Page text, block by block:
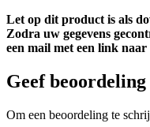
Let op dit product is als
Zodra uw gegevens
een mail met een link
Geef beoordeling
Om een beoordeling te